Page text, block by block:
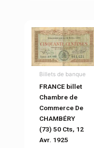
Billets de banque
FRANCE billet
Chambre de
Commerce De
CHAMBÉRY
(73) 50 Cts, 12
Avr. 1925